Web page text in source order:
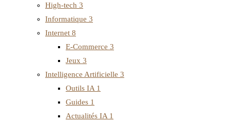
High-tech 3
Informatique 3
Internet 8
E-Commerce 3
Jeux 3
Intelligence Artificielle 3
Outils IA 1
Guides 1
Actualités IA 1